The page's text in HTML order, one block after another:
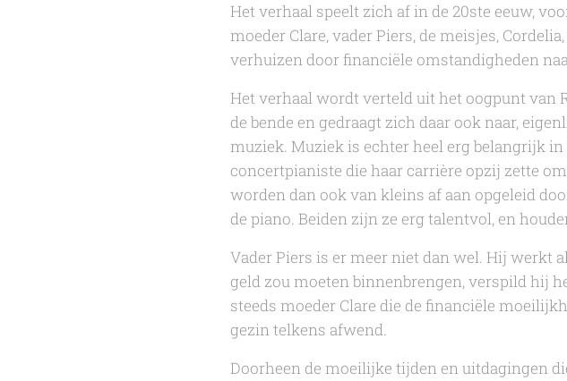
Het verhaal speelt zich af in de 20ste eeuw,
moeder Clare, vader Piers, de meisjes,
verhuizen door financiële omstandigheden
Het verhaal wordt verteld uit het oogpunt van
de bende en gedraagt zich daar ook naar,
muziek. Muziek is echter heel erg belangrijk in
concertpianiste die haar carrière opzij zette
worden dan ook van kleins af aan opgeleid
de piano. Beiden zijn ze erg talentvol, en
Vader Piers is er meer niet dan wel. Hij werkt
geld zou moeten binnenbrengen, verspild hij
steeds moeder Clare die de financiële
gezin telkens afwend.
Doorheen de moeilijke tijden en uitdagingen